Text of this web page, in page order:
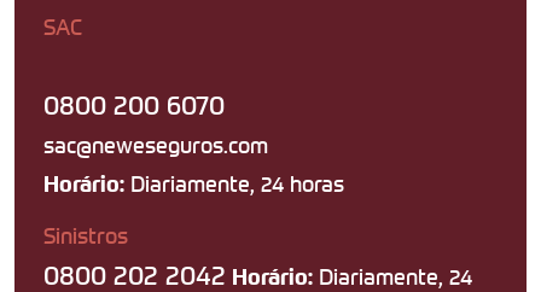
SAC
0800 200 6070
sac@neweseguros.com
Horário: Diariamente, 24 horas
Sinistros
0800 202 2042 Horário: Diariamente, 24